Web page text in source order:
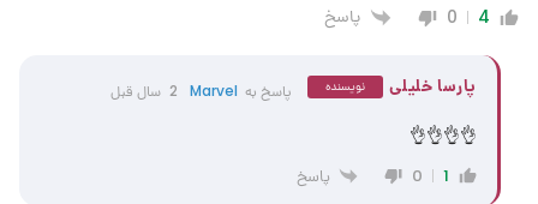
4
0 پاسخ
پارسا خلیلی نویسنده پاسخ به Marvel 2 سال قبل
👌👌👌👌
1
0 پاسخ